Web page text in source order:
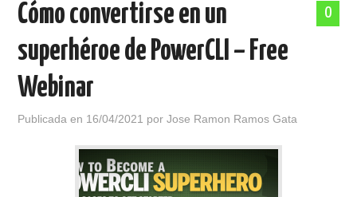
POLÍTICA DE PRIVACIDAD
0
Cómo convertirse en un
superhéroe de PowerCLI – Free
Webinar
Publicada en 16/04/2021 porJose Ramon Ramos Gata